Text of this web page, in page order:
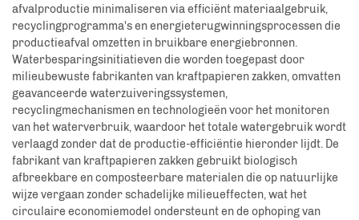
afvalproductie minimaliseren via efficiënt materiaalgebruik,
recyclingprogramma's en energieterugwinningsprocessen die
productieafval omzetten in bruikbare energiebronnen.
Waterbesparingsinitiatieven die worden toegepast door
milieubewuste fabrikanten van kraftpapieren zakken, omvatten
geavanceerde waterzuiveringssystemen,
recyclingmechanismen en technologieën voor het monitoren
van het waterverbruik, waardoor het totale watergebruik wordt
verlaagd zonder dat de productie-efficiëntie hieronder lijdt. De
fabrikant van kraftpapieren zakken gebruikt biologisch
afbreekbare en composteerbare materialen die op natuurlijke
wijze vergaan zonder schadelijke milieueffecten, wat het
circulaire economiemodel ondersteunt en de ophoping van